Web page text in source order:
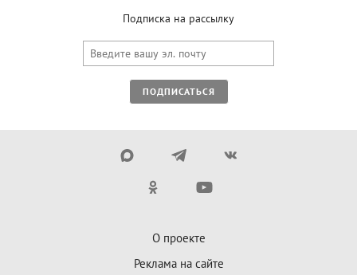
Подписка на рассылку
ПОДПИСАТЬСЯ
О проекте
Реклама на сайте